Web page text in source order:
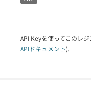
API Keyを使ってこのレ
APIドキュメント).